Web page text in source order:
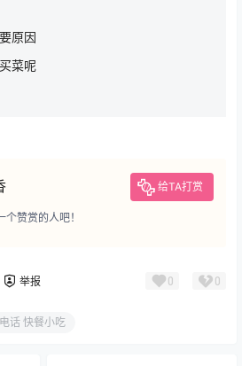
原因
菜呢
给TA打赏
赞赏的人吧！
举报 0 0
话 快餐小吃